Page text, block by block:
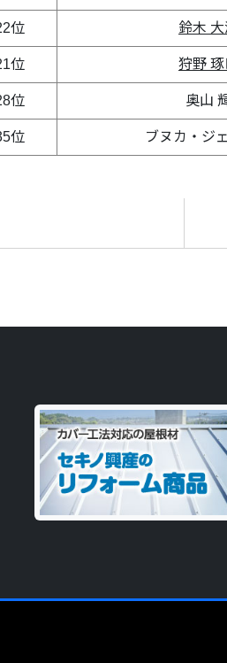
位 鈴木
位 狩野 琢
位 奥山
位 ブヌカ・ジ